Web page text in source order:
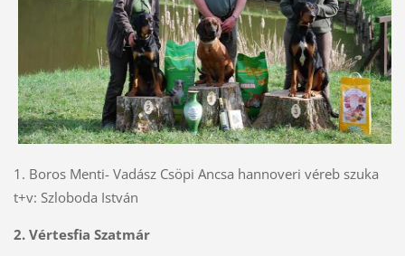
1. Boros Menti- Vadász Csöpi Ancsa hannoveri véreb szuka
t+v: Szloboda István
2. Vértesfia Szatmár